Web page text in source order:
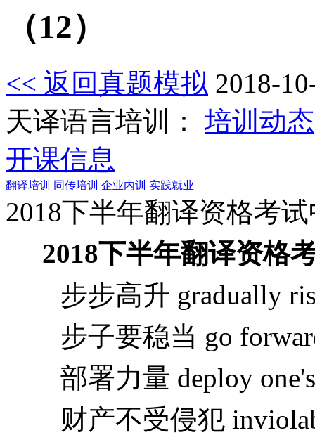
（12）
<< 返回真题模拟 2018-
天译语言培训： 培训动态
开课信息
翻译培训 同传培训 企业内训 实践就业
2018下半年翻译资格考
2018下半年翻译资格
步步高升 gradually
步子要稳当 go
部署力量 deploy one's
财产不受侵犯